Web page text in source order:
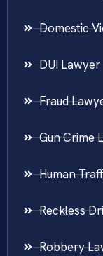
Domestic
DUI Lawyer
Fraud
Gun Crime
Human
Reckless
Robbery